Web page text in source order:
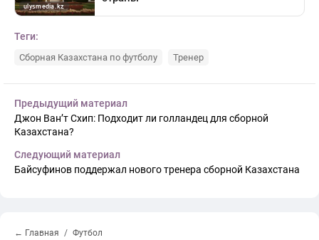
Теги:
Сборная Казахстана по футболу Тренер
Предыдущий материал
Джон Ван’т Схип: Подходит ли голландец для сборной
Казахстана?
Следующий материал
Байсуфинов поддержал нового тренера сборной Казахстана
← Главная Футбол